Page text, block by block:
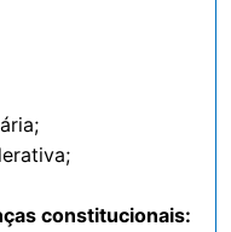
constitucionais: